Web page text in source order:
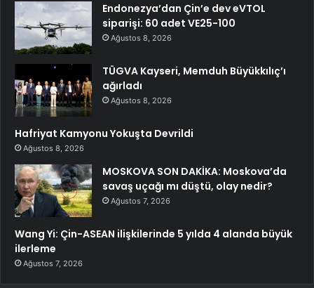
Endonezya’dan Çin’e dev eVTOL
siparişi: 60 adet VE25-100
Ağustos 8, 2026
TÜGVA Kayseri, Memduh Büyükkılıç’ı
ağırladı
Ağustos 8, 2026
Hafriyat Kamyonu Yokuşta Devrildi
Ağustos 8, 2026
MOSKOVA SON DAKİKA: Moskova’da
savaş uçağı mı düştü, olay nedir?
Ağustos 7, 2026
Wang Yi: Çin-ASEAN ilişkilerinde 5 yılda 4 alanda büyük
ilerleme
Ağustos 7, 2026